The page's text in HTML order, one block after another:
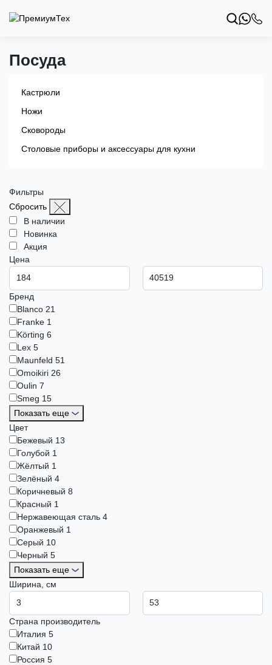
Посуда
Кастрюли
Ножи
Сковороды
Столовые приборы и аксессуары для кухни
Фильтры
Сбросить
В наличии
Новинка
Акция
Цена
Бренд
Blanсo 21
Franke 1
Körting 6
Lex 5
Maunfeld 51
Omoikiri 26
Oulin 7
Smeg 15
Показать еще
Цвет
Бежевый 13
Голубой 1
Жёлтый 1
Зелёный 4
Коричневый 8
Красный 1
Нержавеющая сталь 4
Оранжевый 1
Серый 10
Черный 5
Показать еще
Ширина, см
Страна производитель
Италия 5
Китай 10
Россия 5